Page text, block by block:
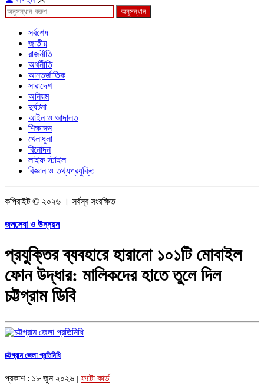
অনুসন্ধান
সর্বশেষ
জাতীয়
রাজনীতি
অর্থনীতি
আন্তর্জাতিক
সারাদেশ
অনিয়ম
দুর্ঘটনা
আইন ও আদালত
শিক্ষাঙ্গন
খেলাধুলা
বিনোদন
লাইফ স্টাইল
বিজ্ঞান ও তথ্যপ্রযুক্তি
কপিরাইট © ২০২৬ । সর্বস্ব সংরক্ষিত
জনসেবা ও উন্নয়ন
প্রযুক্তির ব্যবহারে হারানো ১০১টি মোবাইল
ফোন উদ্ধার: মালিকদের হাতে তুলে দিল
চট্টগ্রাম ডিবি
চট্টগ্রাম জেলা প্রতিনিধি
প্রকাশ : ১৮ জুন ২০২৬ | ফটো কার্ড